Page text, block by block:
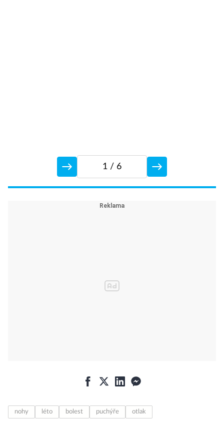
1 / 6
nohy léto bolest puchýře otlak